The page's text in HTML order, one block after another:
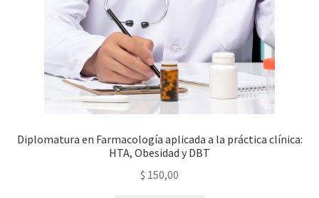
Diplomatura en Farmacología aplicada a la práctica clínica:
HTA, Obesidad y DBT
$ 150,00